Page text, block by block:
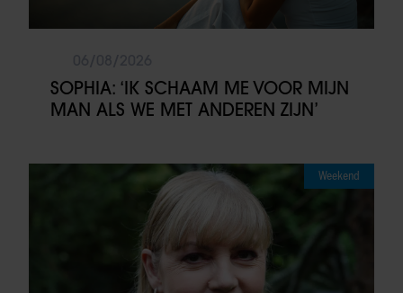
SOPHIA: ‘IK SCHAAM ME VOOR MIJN
MAN ALS WE MET ANDEREN ZIJN’
Weekend